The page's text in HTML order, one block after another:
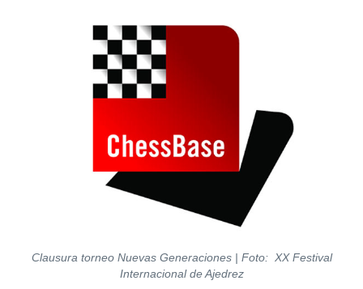
Clausura torneo Nuevas Generaciones | Foto: XX Festival
Internacional de Ajedrez